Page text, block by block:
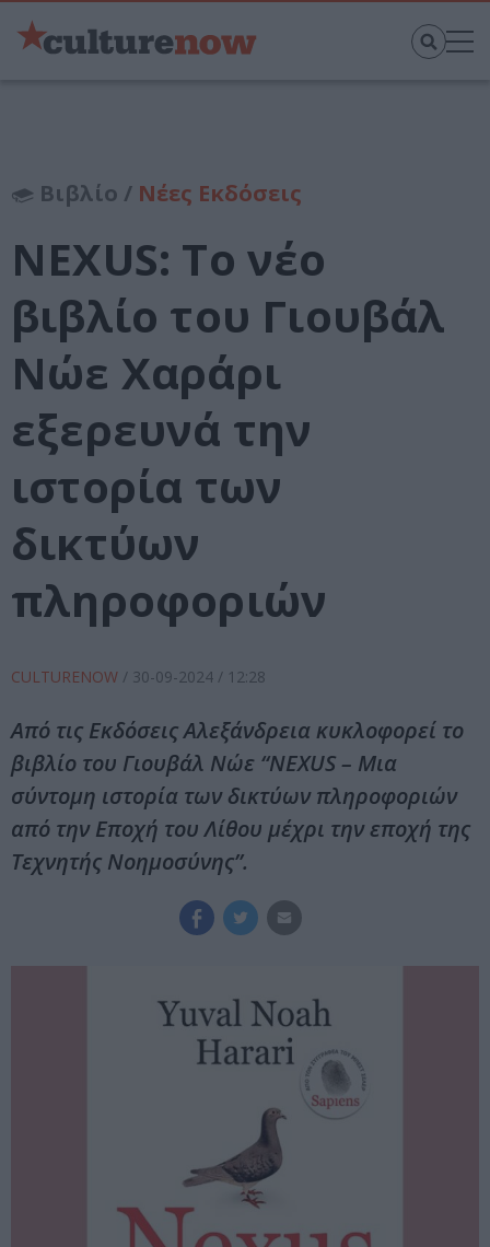
Βιβλίο / Νέες Εκδόσεις
NEXUS: Το νέο
βιβλίο του Γιουβάλ
Νώε Χαράρι
εξερευνά την
ιστορία των
δικτύων
πληροφοριών
CULTURENOW / 30-09-2024 / 12:28
Από τις Εκδόσεις Αλεξάνδρεια κυκλοφορεί το
βιβλίο του Γιουβάλ Νώε “NEXUS – Μια
σύντομη ιστορία των δικτύων πληροφοριών
από την Εποχή του Λίθου μέχρι την εποχή της
Τεχνητής Νοημοσύνης”.